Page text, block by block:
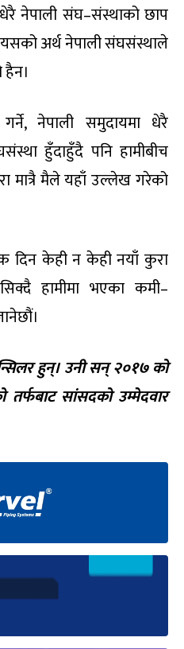
नेपाली संघ–संस्थाको छाप
यसको अर्थ नेपाली संघसंस्थाले
नेपाली समुदायमा धेरै
हुँदाहुँदै पनि हामीबीच
मात्रै मैले यहाँ उल्लेख गरेको
दिन केही न केही नयाँ कुरा
हामीमा भएका कमी–
हुन्।उनी सन् २०१७ को
तर्फबाट सांसदको उम्मेदवार